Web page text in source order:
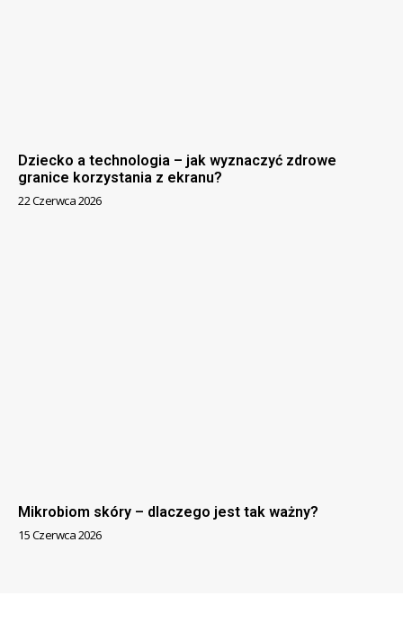
Dziecko a technologia – jak wyznaczyć zdrowe
granice korzystania z ekranu?
22 Czerwca 2026
Mikrobiom skóry – dlaczego jest tak ważny?
15 Czerwca 2026